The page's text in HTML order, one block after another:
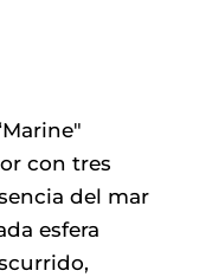
con tres
del mar
esfera